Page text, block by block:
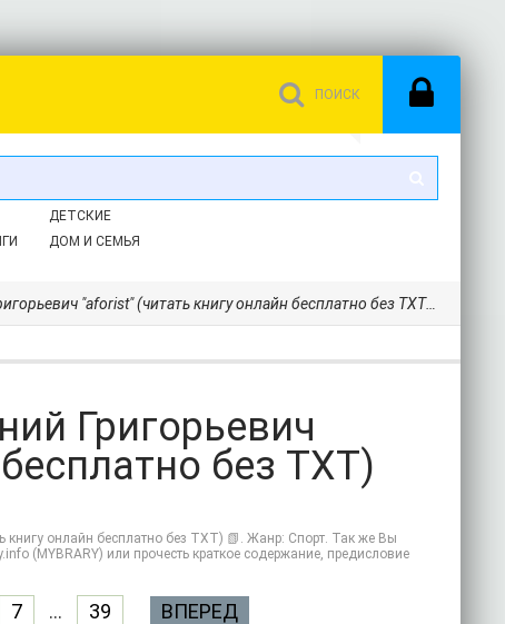
ДЕТСКИЕ
ДОМ И СЕМЬЯ
"aforist" (читать книгу онлайн бесплатно без TXT) 📗
Григорьевич
без TXT)
книгу онлайн бесплатно без TXT) 📗. Жанр: Спорт. Так же Вы
(MYBRARY) или прочесть краткое содержание, предисловие
7 ... 39 ВПЕРЕД